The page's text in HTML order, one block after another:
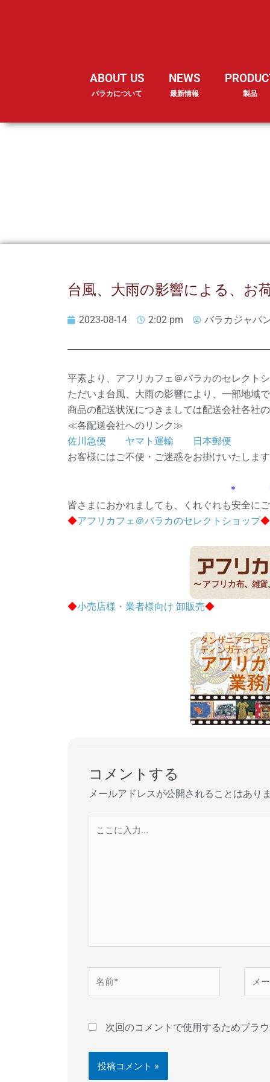
ABOUT US
バラカについて
NEWS
最新情報 製品
台風、大雨の影響による、お
2023-08-14 2:02 pm バラカジャパ
平素より、アフリカフェ＠バラカのセレクト
ただいま台風、大雨の影響により、一部地域
商品の配送状況につきましては配送会社各社
≪各配送会社へのリンク≫
佐川急便
ヤマト運輸
日本郵便
お客様にはご不便・ご迷惑をお掛けいたしま
＊
皆さまにおかれましても、くれぐれも安全にご
◆アフリカフェ＠バラカのセレクトショップ◆
◆小売店様・業者様向け 卸販売◆
コメントする
メールアドレスが公開されることはありま
*
次回のコメントで使用するためブラ